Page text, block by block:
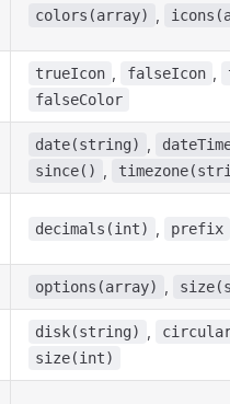
colors(array)
trueIcon falseIcon
falseColor
date(string)
since()
decimals(int) prefix
options(array)
disk(string)
size(int)